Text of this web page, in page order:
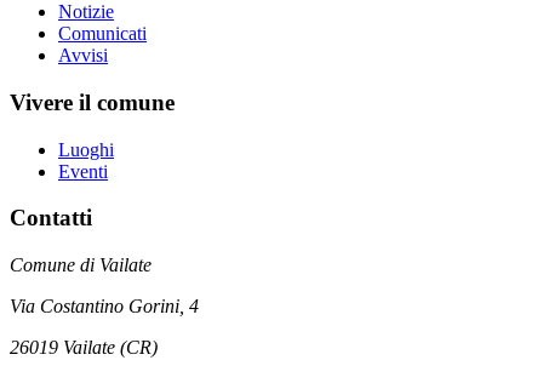
Notizie
Comunicati
Avvisi
Vivere il comune
Luoghi
Eventi
Contatti
Comune di Vailate
Via Costantino Gorini, 4
26019 Vailate (CR)